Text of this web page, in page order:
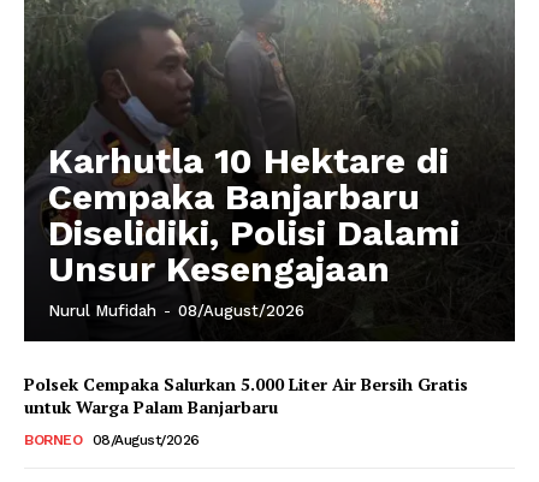
Karhutla 10 Hektare di
Cempaka Banjarbaru
Diselidiki, Polisi Dalami
Unsur Kesengajaan
Nurul Mufidah - 08/August/2026
Polsek Cempaka Salurkan 5.000 Liter Air Bersih Gratis
untuk Warga Palam Banjarbaru
BORNEO 08/August/2026